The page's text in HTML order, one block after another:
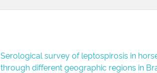
Serological survey of leptospirosis in
through different geographic regions in